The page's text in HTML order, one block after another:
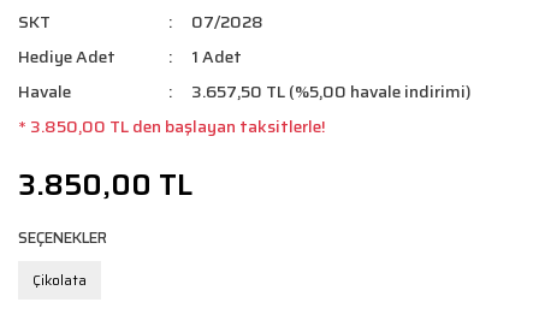
SKT
07/2028
Hediye Adet
1 Adet
Havale
3.657,50 TL (%5,00 havale indirimi)
* 3.850,00 TL den başlayan taksitlerle!
3.850,00 TL
SEÇENEKLER
Çikolata